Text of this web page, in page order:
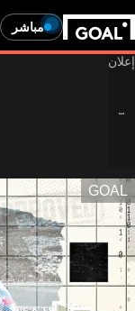
مباشر
GOAL